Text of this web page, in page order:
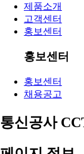
제품소개
고객센터
홍보센터
홍보센터
홍보센터
채용공고
통신공사